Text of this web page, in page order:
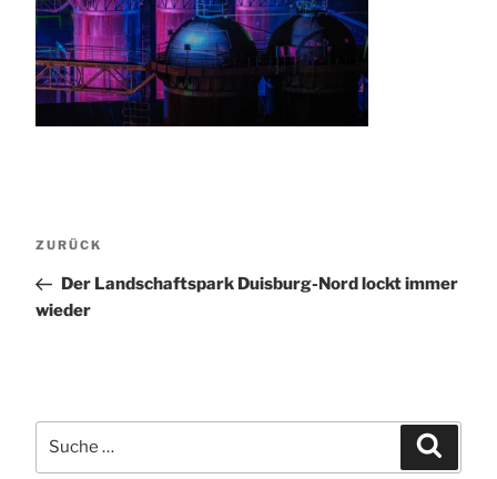
Vorheriger
ZURÜCK
Der Landschaftspark Duisburg-Nord lockt immer
wieder
nach: